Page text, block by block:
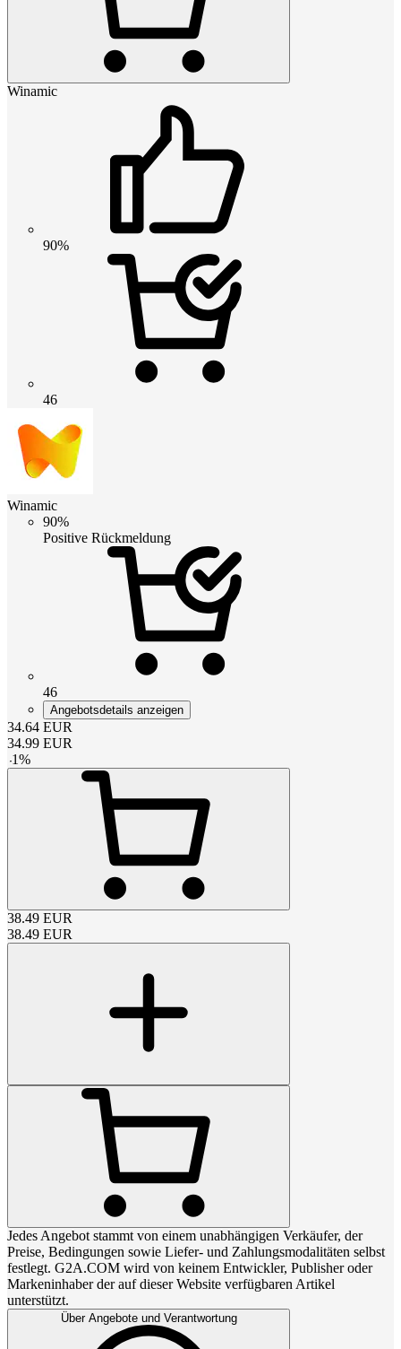
Winamic
90%
46
Winamic
90%
Positive Rückmeldung
46
Angebotsdetails anzeigen
34.64 EUR
34.99 EUR
-1%
38.49 EUR
38.49 EUR
Jedes Angebot stammt von einem unabhängigen Verkäufer, der
Preise, Bedingungen sowie Liefer- und Zahlungsmodalitäten selbst
festlegt. G2A.COM wird von keinem Entwickler, Publisher oder
Markeninhaber der auf dieser Website verfügbaren Artikel
unterstützt.
Über Angebote und Verantwortung